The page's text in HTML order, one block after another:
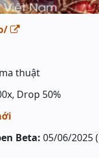
ma thuật
Drop 50%
Beta: 05/06/2025